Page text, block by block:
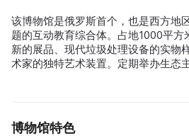
该博物馆是俄罗斯首个，也是西方地
题的互动教育综合体。占地1000平
新的展品、现代垃圾处理设备的实物
术家的独特艺术装置。定期举办生态
博物馆特色